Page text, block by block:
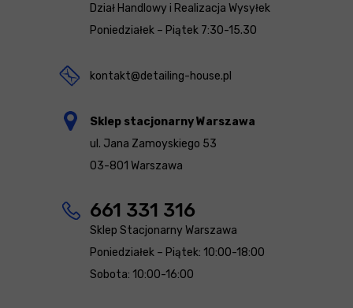
Dział Handlowy i Realizacja Wysyłek
Poniedziałek – Piątek 7:30-15.30
kontakt@detailing-house.pl
Sklep stacjonarny Warszawa
ul. Jana Zamoyskiego 53
03-801 Warszawa
661 331 316
Sklep Stacjonarny Warszawa
Poniedziałek – Piątek: 10:00-18:00
Sobota: 10:00-16:00